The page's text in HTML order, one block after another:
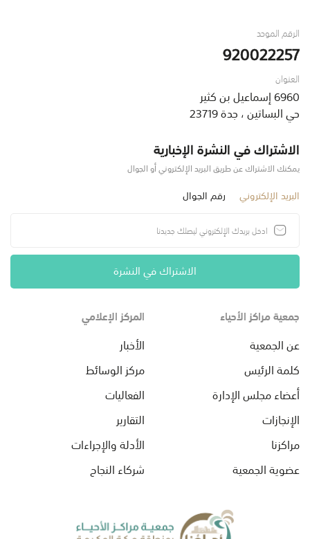
الرقم الموحد
920022257
العنوان
6960 إسماعيل بن كثير
حي البساتين ، جدة 23719
الاشتراك في النشرة الإخبارية
يمكنك الاشتراك عن طريق البريد الإلكتروني أو الجوال
البريد الإلكتروني رقم الجوال
الاشتراك في النشرة
جمعية مراكز الأحياء
عن الجمعية
كلمة الرئيس
أعضاء مجلس الإدارة
الإنجازات
مراكزنا
عضوية الجمعية
المركز الإعلامي
الأخبار
مركز الوسائط
الفعاليات
التقارير
الأدلة والإجراءات
شركاء النجاح